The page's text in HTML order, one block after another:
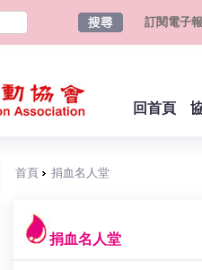
訂閱電子報
回首頁
首頁 捐血名人堂
捐血名人堂